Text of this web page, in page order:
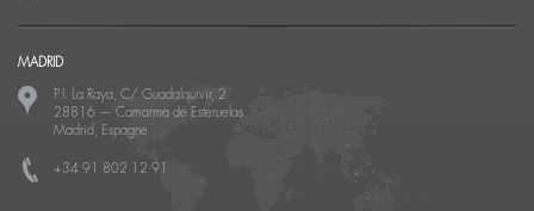
MADRID
P.I. La Raya, C/ Guadalquivir, 2
28816 — Camarma de Esteruelas
Madrid, Espagne
+34 91 802 12 91